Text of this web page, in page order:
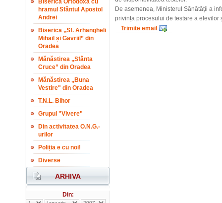
Biserica Ortodoxă cu
hramul Sfântul Apostol
Andrei
Biserica ,,Sf. Arhangheli
Mihail și Gavriil” din
Oradea
Mănăstirea ,,Sfânta
Cruce” din Oradea
Mănăstirea ,,Buna
Vestire" din Oradea
T.N.L. Bihor
Grupul "Vivere"
Din activitatea O.N.G.-
urilor
Poliția e cu noi!
Diverse
ARHIVA
Din:
De asemenea, Ministerul Sănătății a
privința procesului de testare a elevilor
Trimite email